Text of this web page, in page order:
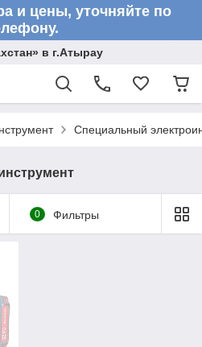
и цены, уточняйте по
в г.Атырау
Специальный
0 Фильтры